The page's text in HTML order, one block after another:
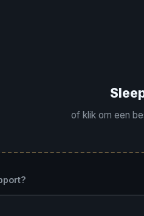
of klik om een